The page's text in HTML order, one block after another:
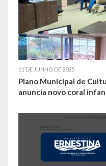
11 DE JUNHO DE 2025
Plano Municipal de
anuncia novo coral